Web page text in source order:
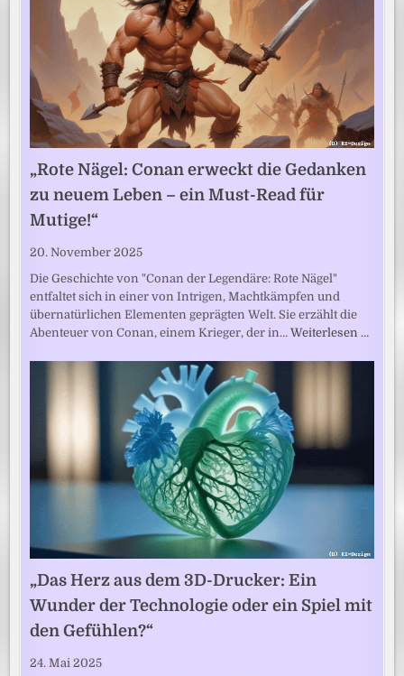
„Rote Nägel: Conan erweckt die Gedanken
zu neuem Leben – ein Must-Read für
Mutige!“
20. November 2025
Die Geschichte von "Conan der Legendäre: Rote Nägel"
entfaltet sich in einer von Intrigen, Machtkämpfen und
übernatürlichen Elementen geprägten Welt. Sie erzählt die
Abenteuer von Conan, einem Krieger, der in…Weiterlesen …
„Das Herz aus dem 3D-Drucker: Ein
Wunder der Technologie oder ein Spiel mit
den Gefühlen?“
24. Mai 2025